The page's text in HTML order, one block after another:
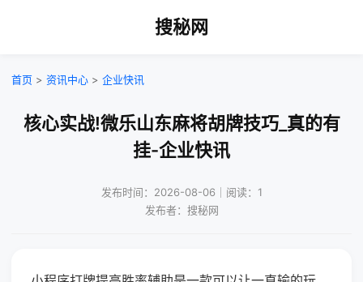
搜秘网
首页 > 资讯中心 > 企业快讯
核心实战!微乐山东麻将胡牌技巧_真的有
挂-企业快讯
发布时间：2026-08-06｜阅读：1
发布者：搜秘网